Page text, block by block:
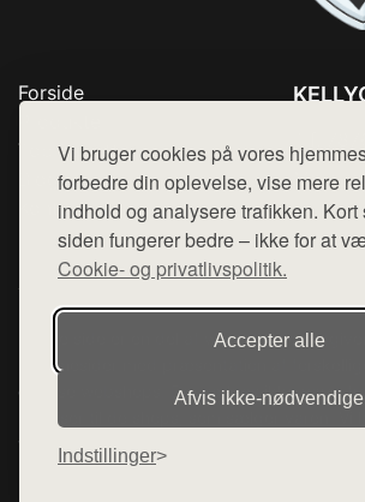
Vi bruger cookies på vores
forbedre din oplevelse, vise mere
indhold og analysere trafikken. Kort
siden fungerer bedre – ikke for at
Cookie- og privatlivspolitik.
Accepter alle
Afvis ikke‑nødvendige
Indstillinger
Forside
Top Rabatter
Blog
Kontakt
Mail:
Cookie-
Denne side er en del af want.dk, der
hjemmesider med præsentation af
diverse webshops. Der sælges ikke varer
varerne på lager.